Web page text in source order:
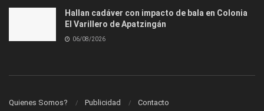
Hallan cadáver con impacto de bala en Colonia
El Varillero de Apatzingán
06/08/2026
Quienes Somos? Publicidad Contacto